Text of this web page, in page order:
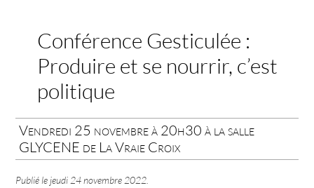
Conférence Gesticulée :
Produire et se nourrir, c’est
politique
Vendredi 25 novembre à 20h30 à la salle
GLYCENE de La Vraie Croix
Publié le jeudi 24 novembre 2022